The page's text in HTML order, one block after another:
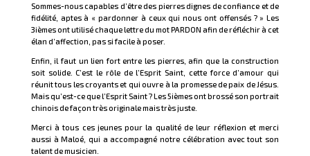
Sommes-nous capables d’être des pierres dignes de confiance et de
fidélité, aptes à « pardonner à ceux qui nous ont offensés ? » Les
3ièmes ont utilisé chaque lettre du mot PARDON afin de réfléchir à cet
élan d’affection, pas si facile à poser.
Enfin, il faut un lien fort entre les pierres, afin que la construction
soit solide. C’est le rôle de l’Esprit Saint, cette force d’amour qui
réunit tous les croyants et qui ouvre à la promesse de paix de Jésus.
Mais qu’est-ce que l’Esprit Saint ? Les 5ièmes ont brossé son portrait
chinois de façon très originale mais très juste.
Merci à tous ces jeunes pour la qualité de leur réflexion et merci
aussi à Maloé, qui a accompagné notre célébration avec tout son
talent de musicien.